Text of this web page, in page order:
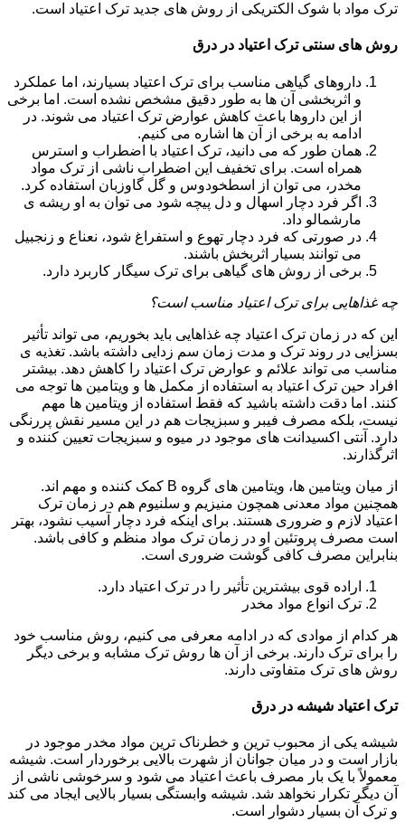
ترک مواد با شوک الکتریکی از روش های جدید ترک اعتیاد است.
روش های سنتی ترک اعتیاد در درق
داروهای گیاهی مناسب برای ترک اعتیاد بسیارند، اما عملکرد
و اثربخشی آن ها به طور دقیق مشخص نشده است. اما برخی
از این داروها باعث کاهش عوارض ترک اعتیاد می شوند. در
ادامه به برخی از آن ها اشاره می کنیم.
همان طور که می دانید، ترک اعتیاد با اضطراب و استرس
همراه است. برای تخفیف این اضطراب ناشی از ترک مواد
مخدر، می توان از اسطخودوس و گل گاوزبان استفاده کرد.
اگر فرد دچار اسهال و دل پیچه شود می توان به او ریشه ی
مارشمالو داد.
در صورتی که فرد دچار تهوع و استفراغ شود، نعناع و زنجبیل
می توانند بسیار اثربخش باشند.
برخی از روش های گیاهی برای ترک سیگار کاربرد دارد.
چه غذاهایی برای ترک اعتیاد مناسب است؟
این که در زمان ترک اعتیاد چه غذاهایی باید بخوریم، می تواند تأثیر
بسزایی در روند ترک و مدت زمان سم زدایی داشته باشد. تغذیه ی
مناسب می تواند علائم و عوارض ترک اعتیاد را کاهش دهد. بیشتر
افراد حین ترک اعتیاد به استفاده از مکمل ها و ویتامین ها توجه می
کنند. اما دقت داشته باشید که فقط استفاده از ویتامین ها مهم
نیست، بلکه مصرف فیبر و سبزیجات هم در این مسیر نقش پررنگی
دارد. آنتی اکسیدانت های موجود در میوه و سبزیجات تعیین کننده و
اثرگذارند.
از میان ویتامین ها، ویتامین های گروه B کمک کننده و مهم اند.
همچنین مواد معدنی همچون منیزیم و سلنیوم هم در زمان ترک
اعتیاد لازم و ضروری هستند. برای اینکه فرد دچار آسیب نشود، بهتر
است مصرف پروتئین او در زمان ترک مواد منظم و کافی باشد.
بنابراین مصرف کافی گوشت ضروری است.
اراده قوی بیشترین تأثیر را در ترک اعتیاد دارد.
ترک انواع مواد مخدر
هر کدام از موادی که در ادامه معرفی می کنیم، روش مناسب خود
را برای ترک دارند. برخی از آن ها روش ترک مشابه و برخی دیگر
روش های ترک متفاوتی دارند.
ترک اعتیاد شیشه در درق
شیشه یکی از محبوب ترین و خطرناک ترین مواد مخدر موجود در
بازار است و در میان جوانان از شهرت بالایی برخوردار است. شیشه
معمولاً با یک بار مصرف باعث اعتیاد می شود و سرخوشی ناشی از
آن دیگر تکرار نخواهد شد. شیشه وابستگی بسیار بالایی ایجاد می کند
و ترک آن بسیار دشوار است.